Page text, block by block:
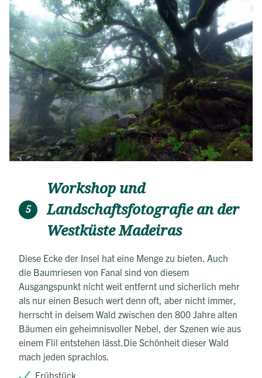
5
Workshop und
Landschaftsfotografie an der
Westküste Madeiras
Diese Ecke der Insel hat eine Menge zu bieten. Auch
die Baumriesen von Fanal sind von diesem
Ausgangspunkt nicht weit entfernt und sicherlich mehr
als nur einen Besuch wert denn oft, aber nicht immer,
herrscht in deisem Wald zwischen den 800 Jahre alten
Bäumen ein geheimnisvoller Nebel, der Szenen wie aus
einem Flil entstehen lässt.Die Schönheit dieser Wald
mach jeden sprachlos.
Frühstück